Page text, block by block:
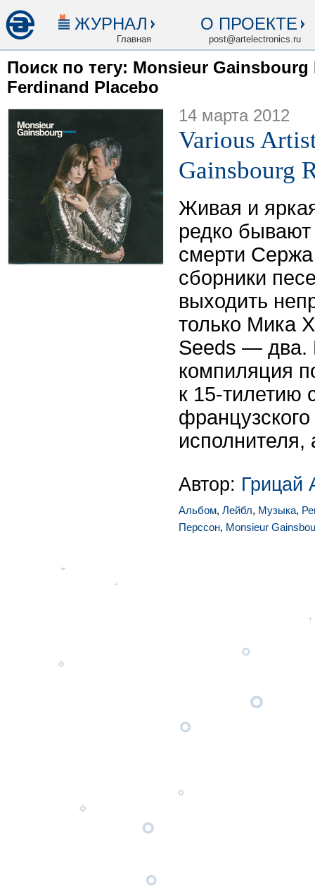
ЖУРНАЛ
Главная
О ПРОЕКТЕ
post@artelectronics.ru
Поиск по тегу: Monsieur Gainsbourg
Ferdinand Placebo
14 марта 2012
Various
Gainsbourg
Живая и
редко
смерти Сержа
сборники
выходить
только Мика
Seeds — два.
компиляция
к 15-тилетию
исполнителя,
Автор: Грицай
Альбом, Лейбл, Музыка,
Перссон, Monsieur